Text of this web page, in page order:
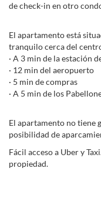
de check-in en otro
El apartamento está
tranquilo cerca del
· A 3 min de la estación
· 12 min del aeropuerto
· 5 min de compras
· A 5 min de los
El apartamento no tiene
posibilidad de
Fácil acceso a Uber y
propiedad.